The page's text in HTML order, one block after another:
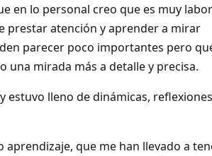
en lo personal creo que es muy
prestar atención y aprender a mirar
parecer poco importantes pero
una mirada más a detalle y precisa.
estuvo lleno de dinámicas,
aprendizaje, que me han llevado a